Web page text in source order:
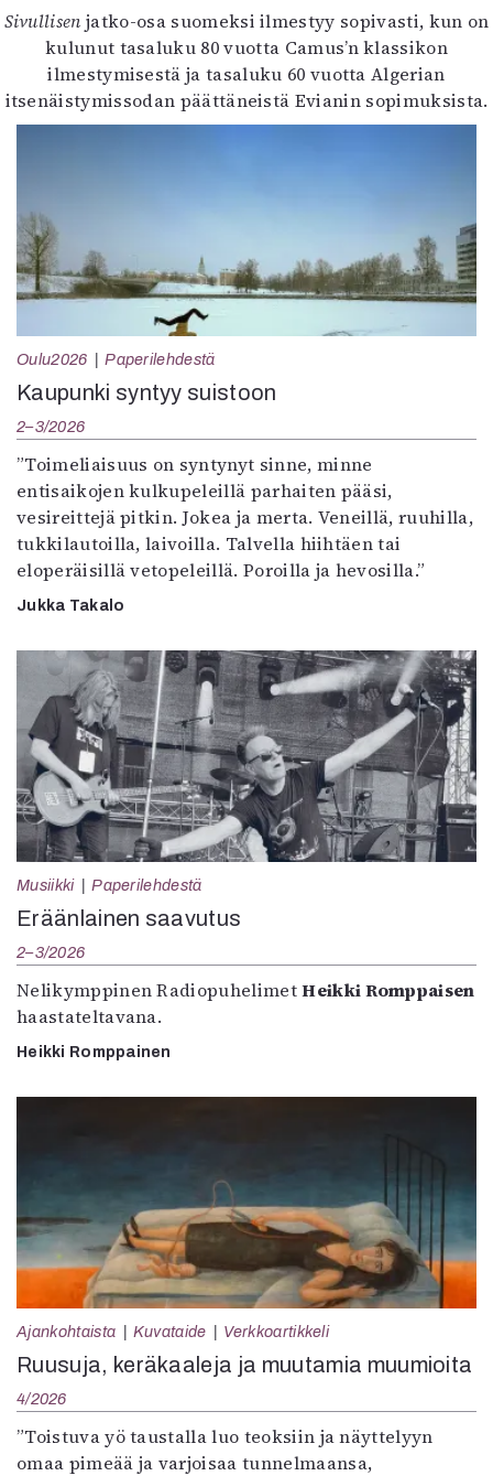
Sivullisenjatko-osa suomeksi ilmestyy sopivasti, kun on
kulunut tasaluku 80 vuotta Camus’n klassikon
ilmestymisestä ja tasaluku 60 vuotta Algerian
itsenäistymissodan päättäneistä Evianin sopimuksista.
Oulu2026 Paperilehdestä
Kaupunki syntyy suistoon
2–3/2026
”Toimeliaisuus on syntynyt sinne, minne
entisaikojen kulkupeleillä parhaiten pääsi,
vesireittejä pitkin. Jokea ja merta. Veneillä, ruuhilla,
tukkilautoilla, laivoilla. Talvella hiihtäen tai
eloperäisillä vetopeleillä. Poroilla ja hevosilla.”
Jukka Takalo
Musiikki Paperilehdestä
Eräänlainen saavutus
2–3/2026
Nelikymppinen RadiopuhelimetHeikki Romppaisen
haastateltavana.
Heikki Romppainen
Ajankohtaista Kuvataide Verkkoartikkeli
Ruusuja, keräkaaleja ja muutamia muumioita
4/2026
”Toistuva yö taustalla luo teoksiin ja näyttelyyn
omaa pimeää ja varjoisaa tunnelmaansa,